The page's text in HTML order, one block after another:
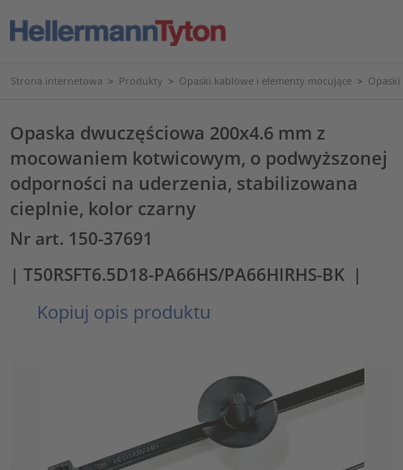
Strona internetowa > Produkty > Opaski kablowe i elementy mocujące >
Opaska dwuczęściowa 200x4.6 mm z
mocowaniem kotwicowym, o podwyższonej
odporności na uderzenia, stabilizowana
cieplnie, kolor czarny
Nr art. 150-37691
| T50RSFT6.5D18-PA66HS/PA66HIRHS-BK |
Kopiuj opis produktu